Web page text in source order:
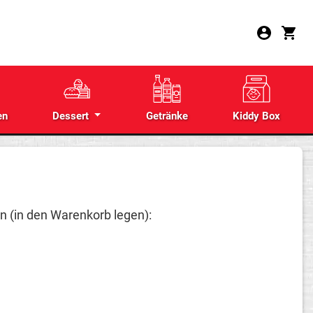
Dessert Getränke Kiddy Box
(in den Warenkorb legen):